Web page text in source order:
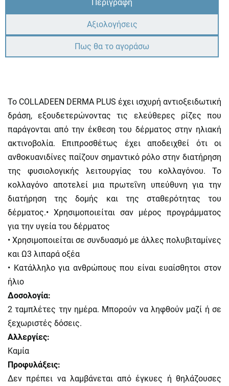
Περιγραφή
Αξιολογήσεις
Πως θα το αγοράσω
Το COLLADEEN DERMA PLUS έχει ισχυρή αντιοξειδωτική
δράση, εξουδετερώνοντας τις ελεύθερες ρίζες που
παράγονται από την έκθεση του δέρματος στην ηλιακή
ακτινοβολία. Επιπροσθέτως έχει αποδειχθεί ότι οι
ανθοκυανιδίνες παίζουν σημαντικό ρόλο στην διατήρηση
της φυσιολογικής λειτουργίας του κολλαγόνου. Το
κολλαγόνο αποτελεί μια πρωτεΐνη υπεύθυνη για την
διατήρηση της δομής και της σταθερότητας του
δέρματος.• Χρησιμοποιείται σαν μέρος προγράμματος
για την υγεία του δέρματος
• Χρησιμοποιείται σε συνδυασμό με άλλες πολυβιταμίνες
και Ω3 λιπαρά οξέα
• Κατάλληλο για ανθρώπους που είναι ευαίσθητοι στον
ήλιο
Δοσολογία:
2 ταμπλέτες την ημέρα. Μπορούν να ληφθούν μαζί ή σε
ξεχωριστές δόσεις.
Αλλεργίες:
Καμία
Προφυλάξεις:
Δεν πρέπει να λαμβάνεται από έγκυες ή θηλάζουσες